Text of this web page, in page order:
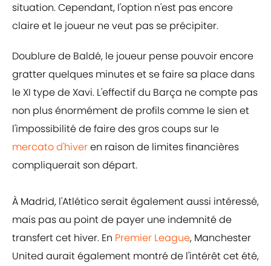
situation. Cependant, l'option n'est pas encore
claire et le joueur ne veut pas se précipiter.
Doublure de Baldé, le joueur pense pouvoir encore
gratter quelques minutes et se faire sa place dans
le XI type de Xavi. L'effectif du Barça ne compte pas
non plus énormément de profils comme le sien et
l'impossibilité de faire des gros coups sur le
mercato d'hiveren raison de limites financières
compliquerait son départ.
À Madrid, l'Atlético serait également aussi intéressé,
mais pas au point de payer une indemnité de
transfert cet hiver. En Premier League, Manchester
United aurait également montré de l'intérêt cet été,